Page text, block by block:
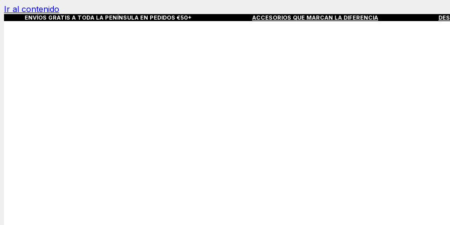
Ir al contenido
A TODA LA PENÍNSULA EN PEDIDOS €50+ ACCESORIOS QUE MARCAN LA DIFERENCIA